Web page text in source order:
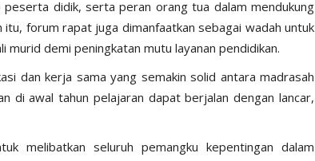
didik, serta peran orang tua dalam mendukung
forum rapat juga dimanfaatkan sebagai wadah untuk
demi peningkatan mutu layanan pendidikan.
dan kerja sama yang semakin solid antara madrasah
di awal tahun pelajaran dapat berjalan dengan lancar,
melibatkan seluruh pemangku kepentingan dalam